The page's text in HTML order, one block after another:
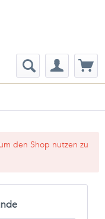
den Shop nutzen zu